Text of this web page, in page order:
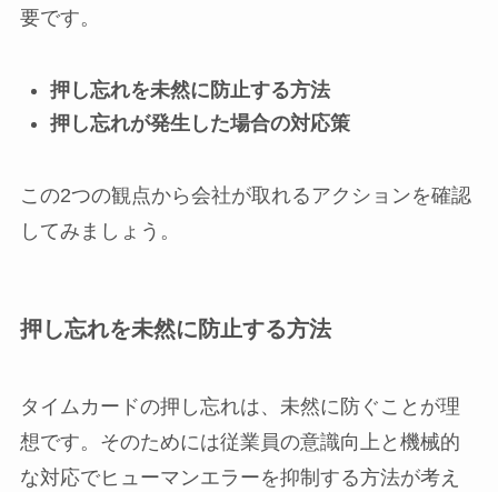
要です。
押し忘れを未然に防止する方法
押し忘れが発生した場合の対応策
この2つの観点から会社が取れるアクションを確認
してみましょう。
押し忘れを未然に防止する方法
タイムカードの押し忘れは、未然に防ぐことが理
想です。そのためには従業員の意識向上と機械的
な対応でヒューマンエラーを抑制する方法が考え